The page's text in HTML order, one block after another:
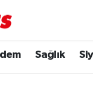
Sağlık